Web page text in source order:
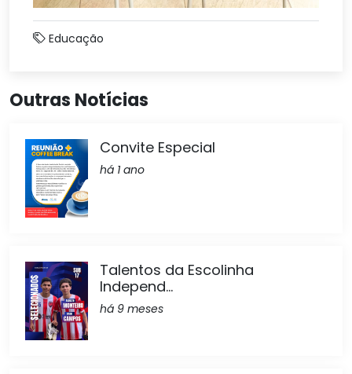
Educação
Outras Notícias
Convite Especial
há 1 ano
Talentos da Escolinha
Independ...
há 9 meses